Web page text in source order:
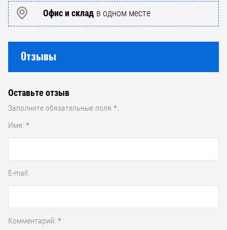
Офис и склад в одном месте
Отзывы
Оставьте отзыв
Заполните обязательные поля *.
Имя: *
E-mail:
Комментарий: *